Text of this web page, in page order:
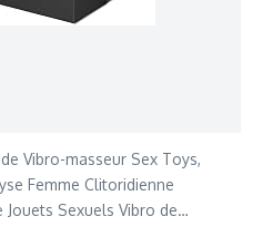
Vibro-masseur Sex Toys,
Femme Clitoridienne
Sexuels Vibro de